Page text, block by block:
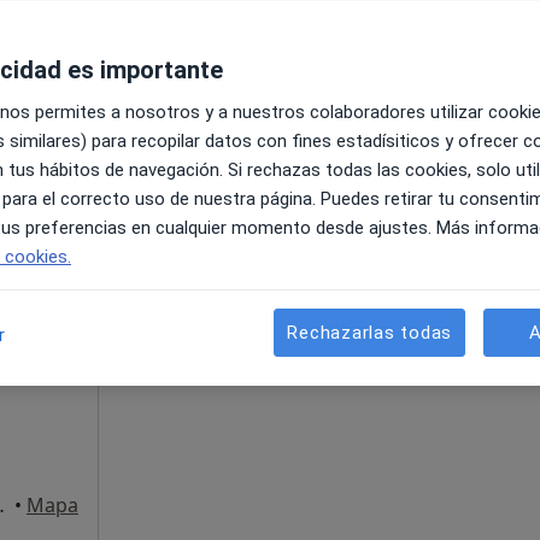
45 €
i Els Arcs • Mapa
La reserva de cita online no está
Pedir una cita
es importante
permites a nosotros y a nuestros colaboradores utilizar
similares) para recopilar datos con fines estadísiticos y ofrecer
tus hábitos de navegación. Si rechazas todas las cookies, solo
el correcto uso de nuestra página. Puedes retirar tu
preferencias en cualquier momento desde ajustes. Más
Rechazarlas todas